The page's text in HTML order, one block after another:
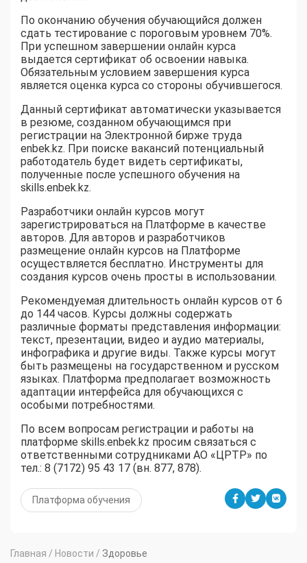
По окончанию обучения обучающийся должен
сдать тестирование с пороговым уровнем 70%.
При успешном завершении онлайн курса
выдается сертификат об освоении навыка.
Обязательным условием завершения курса
является оценка курса со стороны обучившегося.
Данный сертификат автоматически указывается
в резюме, созданном обучающимся при
регистрации на Электронной бирже труда
enbek.kz. При поиске вакансий потенциальный
работодатель будет видеть сертификаты,
полученные после успешного обучения на
skills.enbek.kz.
Разработчики онлайн курсов могут
зарегистрироваться на Платформе в качестве
авторов. Для авторов и разработчиков
размещение онлайн курсов на Платформе
осуществляется бесплатно. Инструменты для
создания курсов очень просты в использовании.
Рекомендуемая длительность онлайн курсов от 6
до 144 часов. Курсы должны содержать
различные форматы представления информации:
текст, презентации, видео и аудио материалы,
инфографика и другие виды. Также курсы могут
быть размещены на государственном и русском
языках. Платформа предполагает возможность
адаптации интерфейса для обучающихся с
особыми потребностями.
По всем вопросам регистрации и работы на
платформе skills.enbek.kz просим связаться с
ответственными сотрудниками АО «ЦРТР» по
тел.: 8 (7172) 95 43 17 (вн. 877, 878).
Платформа обучения
Главная / Новости / Здоровье